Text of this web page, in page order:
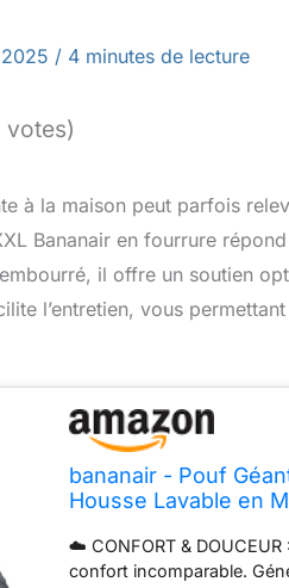
/ 4 minutes de lecture
votes)
à la maison peut parfois
Bananair en fourrure
il offre un soutien
l’entretien, vous
bananair - Pouf
Housse Lavable en
☁️ CONFORT &
confort incomparable.